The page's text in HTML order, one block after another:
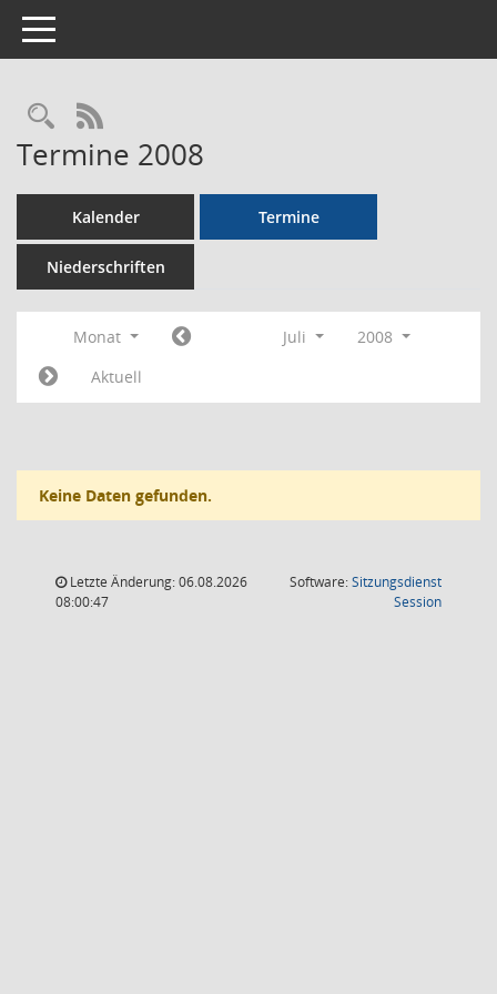
Toggle navigation
Rechercheauswahl
RSS-Feed
Termine 2008
Kalender Termine
Niederschriften
Monat Juli
2008
Aktuell
Keine Daten gefunden.
Letzte Änderung: 06.08.2026
08:00:47
Software:Sitzungsdienst
Session(Wird in